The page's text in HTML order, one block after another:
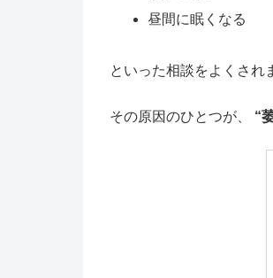
昼間に眠くなる
といった相談をよくされ
その原因のひとつが、 “